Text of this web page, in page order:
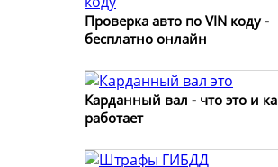
Проверка авто по VIN коду -
бесплатно онлайн
Карданный вал - что это и
работает